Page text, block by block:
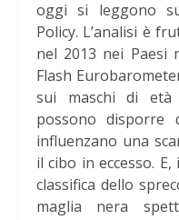
oggi si leggono
Policy. L’analisi è
nel 2013 nei Paesi
Flash
sui maschi di
possono
influenzano una
il cibo in eccesso.
classifica dello
maglia nera